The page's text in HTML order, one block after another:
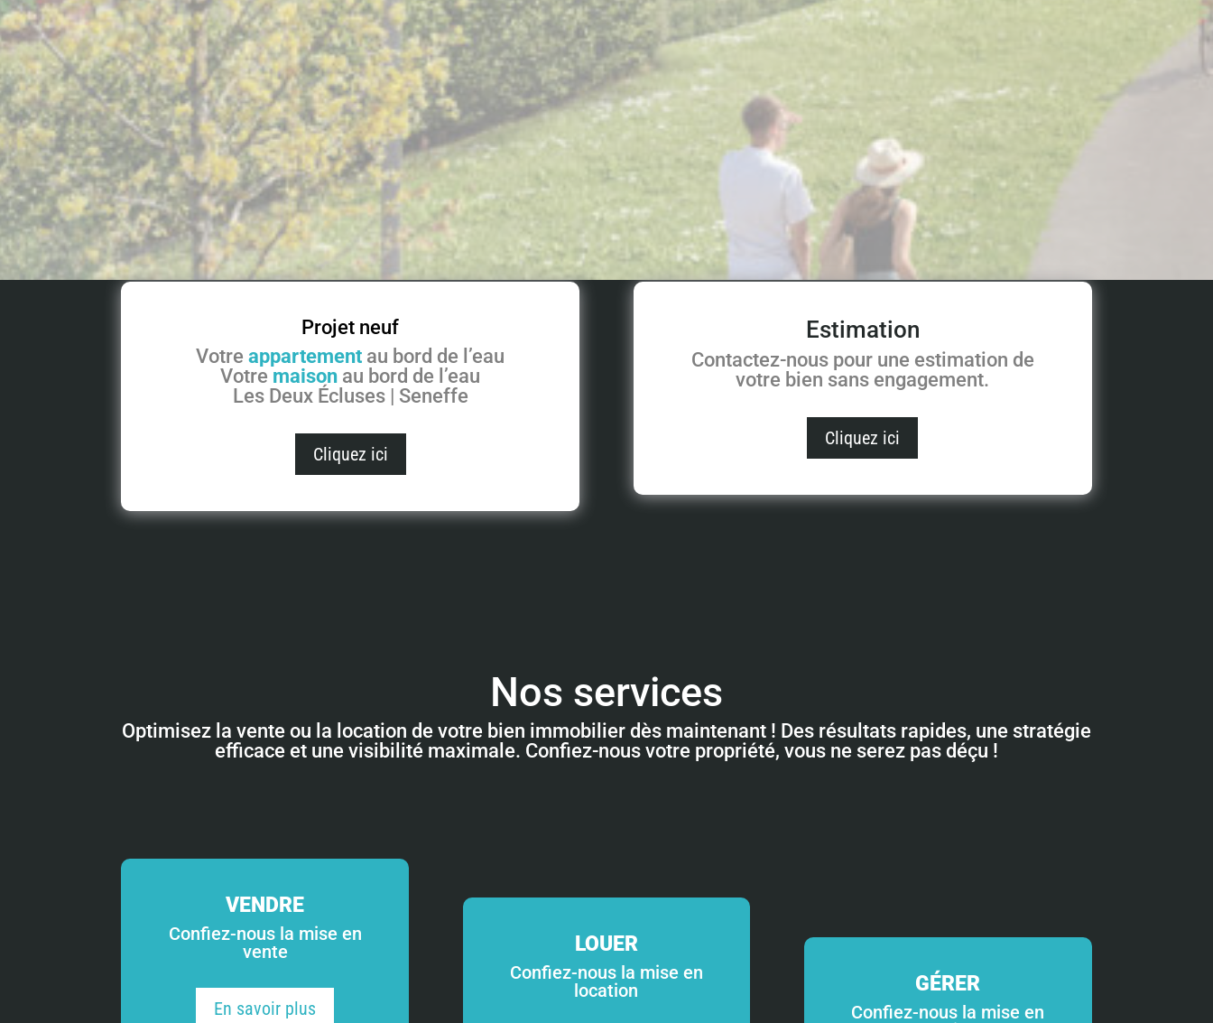
Projet neuf
Votreappartement au bord de l’eau
Votre maison au bord de l’eau
Les Deux Écluses | Seneffe
Cliquez ici
Estimation
Contactez-nous pour une estimation de
votre bien sans engagement.
Cliquez ici
Nos services
Optimisez la vente ou la location de votre bien immobilier dès maintenant ! Des résultats rapides, une stratégie
efficace et une visibilité maximale. Confiez-nous votre propriété, vous ne serez pas déçu !
VENDRE
Confiez-nous la mise en
vente
En savoir plus
LOUER
Confiez-nous la mise en
location
GÉRER
Confiez-nous la mise en